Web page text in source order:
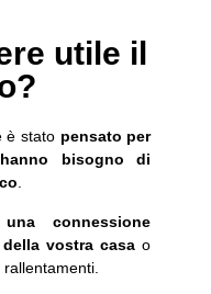
utile il
è stato pensato per
bisogno di
.
connessione
vostra casa o